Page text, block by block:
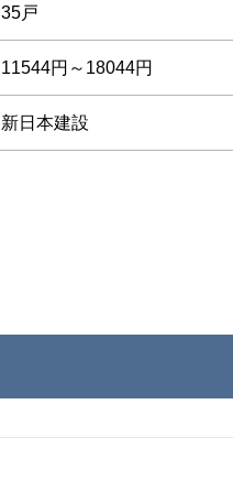
35戸
11544円～18044円
新日本建設